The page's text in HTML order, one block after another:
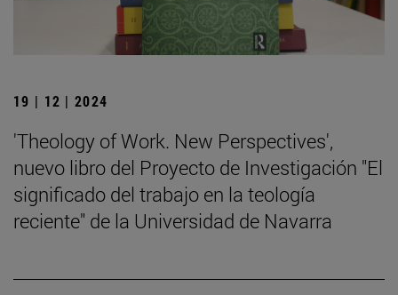
19 | 12 | 2024
'Theology of Work. New Perspectives',
nuevo libro del Proyecto de Investigación "El
significado del trabajo en la teología
reciente" de la Universidad de Navarra